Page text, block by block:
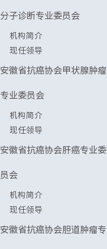
分子诊断专业委员会
机构简介
现任领导
安徽省抗癌协会甲状腺肿瘤
专业委员会
机构简介
现任领导
安徽省抗癌协会肝癌专业委
员会
机构简介
现任领导
安徽省抗癌协会胆道肿瘤专